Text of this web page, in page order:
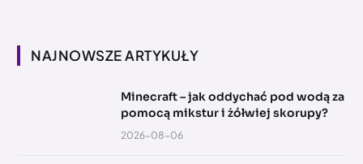
NAJNOWSZE ARTYKUŁY
Minecraft – jak oddychać pod wodą za
pomocą mikstur i żółwiej skorupy?
2026-08-06